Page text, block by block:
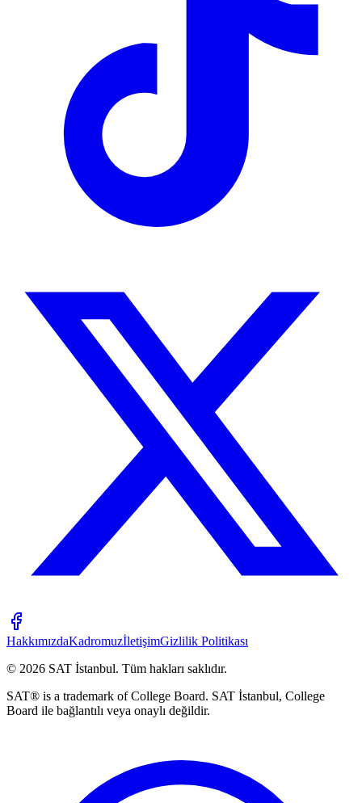
HakkımızdaKadromuzİletişimGizlilik Politikası
© 2026 SAT İstanbul. Tüm hakları saklıdır.
SAT® is a trademark of College Board. SAT İstanbul, College
Board ile bağlantılı veya onaylı değildir.